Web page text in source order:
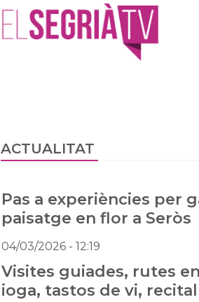
ACTUALITAT
Pas a experiències per
paisatge en flor a Seròs
04/03/2026 - 12:19
Visites guiades, rutes
ioga, tastos de vi, recital